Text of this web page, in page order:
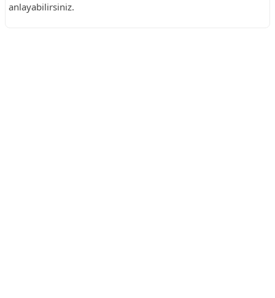
anlayabilirsiniz.